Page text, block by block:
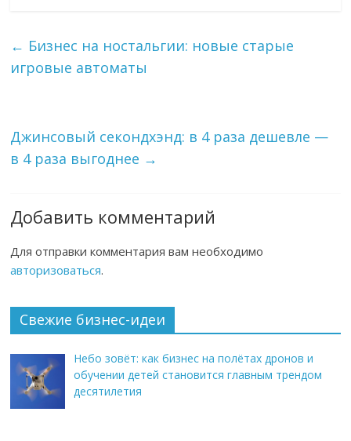
← Бизнес на ностальгии: новые старые
игровые автоматы
Джинсовый секондхэнд: в 4 раза дешевле —
в 4 раза выгоднее →
Добавить комментарий
Для отправки комментария вам необходимо
авторизоваться.
Свежие бизнес-идеи
Небо зовёт: как бизнес на полётах дронов и
обучении детей становится главным трендом
десятилетия